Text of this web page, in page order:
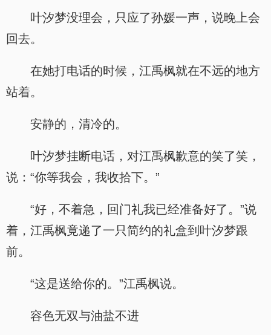
叶汐梦没理会，只应了孙媛一声，说晚上会
回去。
在她打电话的时候，江禹枫就在不远的地方
站着。
安静的，清冷的。
叶汐梦挂断电话，对江禹枫歉意的笑了笑，
说：“你等我会，我收拾下。”
“好，不着急，回门礼我已经准备好了。”说
着，江禹枫竟递了一只简约的礼盒到叶汐梦跟
前。
“这是送给你的。”江禹枫说。
容色无双与油盐不进